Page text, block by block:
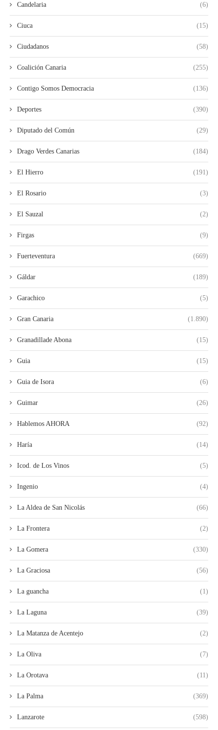
Candelaria (6)
Ciuca (15)
Ciudadanos (58)
Coalición Canaria (255)
Contigo Somos Democracia (136)
Deportes (390)
Diputado del Común (29)
Drago Verdes Canarias (184)
El Hierro (191)
El Rosario (3)
El Sauzal (2)
Firgas (9)
Fuerteventura (669)
Gáldar (189)
Garachico (5)
Gran Canaria (1.890)
Granadillade Abona (15)
Guia (15)
Guia de Isora (6)
Guimar (26)
Hablemos AHORA (92)
Haría (14)
Icod. de Los Vinos (5)
Ingenio (4)
La Aldea de San Nicolás (66)
La Frontera (2)
La Gomera (330)
La Graciosa (56)
La guancha (1)
La Laguna (39)
La Matanza de Acentejo (2)
La Oliva (7)
La Orotava (11)
La Palma (369)
Lanzarote (598)